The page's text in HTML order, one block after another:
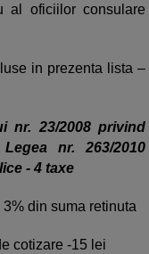
al oficiilor consulare
in prezenta lista –
nr. 23/2008 privind
nr. 263/2010
- 4 taxe
din suma retinuta
cotizare -15 lei